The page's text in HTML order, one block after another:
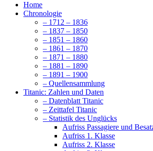
Home
Chronologie
– 1712 – 1836
– 1837 – 1850
– 1851 – 1860
– 1861 – 1870
– 1871 – 1880
– 1881 – 1890
– 1891 – 1900
– Quellensammlung
Titanic: Zahlen und Daten
– Datenblatt Titanic
– Zeittafel Titanic
– Statistik des Unglücks
Aufriss Passagiere und
Aufriss 1. Klasse
Aufriss 2. Klasse